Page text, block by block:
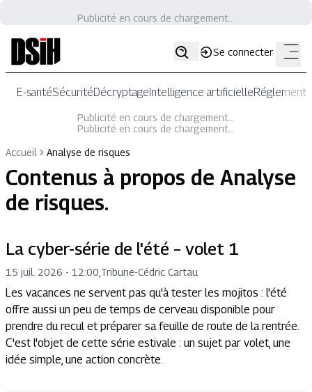
Publicité en cours de chargement...
Se connecter
E-santéSécuritéDécryptageIntelligence artificielle
Publicité en cours de chargement...
Publicité en cours de chargement...
Accueil
Analyse de risques
Contenus à propos de Analyse
de risques.
La cyber-série de l'été – volet 1
15 juil. 2026 - 12:00 Tribune-Cédric Cartau
Les vacances ne servent pas qu'à tester les mojitos : l'été
offre aussi un peu de temps de cerveau disponible pour
prendre du recul et préparer sa feuille de route de la rentrée.
C'est l'objet de cette série estivale : un sujet par volet, une
idée simple, une action concrète.